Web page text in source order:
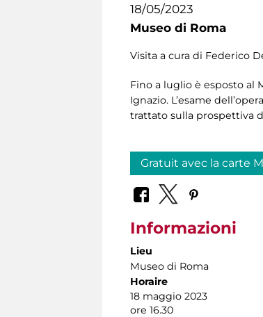
18/05/2023
Museo di Roma
Visita a cura di Federico
Fino a luglio è esposto al
Ignazio. L’esame
trattato sulla prospettiva
Gratuit avec la carte
Informazioni
Lieu
Museo di Roma
Horaire
18 maggio 2023
ore 16.30